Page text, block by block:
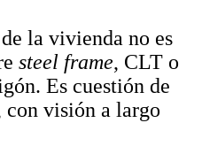
la vivienda no es
steel frame, CLT o
Es cuestión de
con visión a largo